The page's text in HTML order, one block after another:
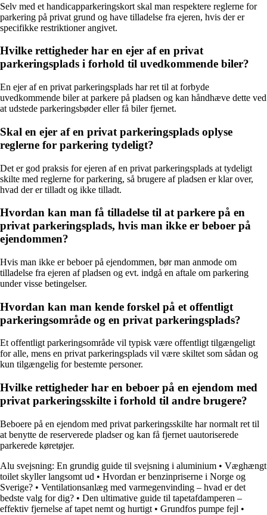
Selv med et handicapparkeringskort skal man respektere reglerne for
parkering på privat grund og have tilladelse fra ejeren, hvis der er
specifikke restriktioner angivet.
Hvilke rettigheder har en ejer af en privat
parkeringsplads i forhold til uvedkommende biler?
En ejer af en privat parkeringsplads har ret til at forbyde
uvedkommende biler at parkere på pladsen og kan håndhæve dette ved
at udstede parkeringsbøder eller få biler fjernet.
Skal en ejer af en privat parkeringsplads oplyse
reglerne for parkering tydeligt?
Det er god praksis for ejeren af en privat parkeringsplads at tydeligt
skilte med reglerne for parkering, så brugere af pladsen er klar over,
hvad der er tilladt og ikke tilladt.
Hvordan kan man få tilladelse til at parkere på en
privat parkeringsplads, hvis man ikke er beboer på
ejendommen?
Hvis man ikke er beboer på ejendommen, bør man anmode om
tilladelse fra ejeren af pladsen og evt. indgå en aftale om parkering
under visse betingelser.
Hvordan kan man kende forskel på et offentligt
parkeringsområde og en privat parkeringsplads?
Et offentligt parkeringsområde vil typisk være offentligt tilgængeligt
for alle, mens en privat parkeringsplads vil være skiltet som sådan og
kun tilgængelig for bestemte personer.
Hvilke rettigheder har en beboer på en ejendom med
privat parkeringsskilte i forhold til andre brugere?
Beboere på en ejendom med privat parkeringsskilte har normalt ret til
at benytte de reserverede pladser og kan få fjernet uautoriserede
parkerede køretøjer.
Alu svejsning: En grundig guide til svejsning i aluminium • Væghængt
toilet skyller langsomt ud • Hvordan er benzinpriserne i Norge og
Sverige? • Ventilationsanlæg med varmegenvinding – hvad er det
bedste valg for dig? • Den ultimative guide til tapetafdamperen –
effektiv fjernelse af tapet nemt og hurtigt • Grundfos pumpe fejl •